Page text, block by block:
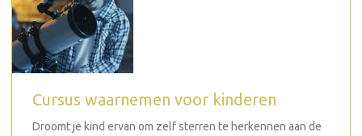
Cursus waarnemen voor kinderen
Droomt je kind ervan om zelf sterren te herkennen aan de